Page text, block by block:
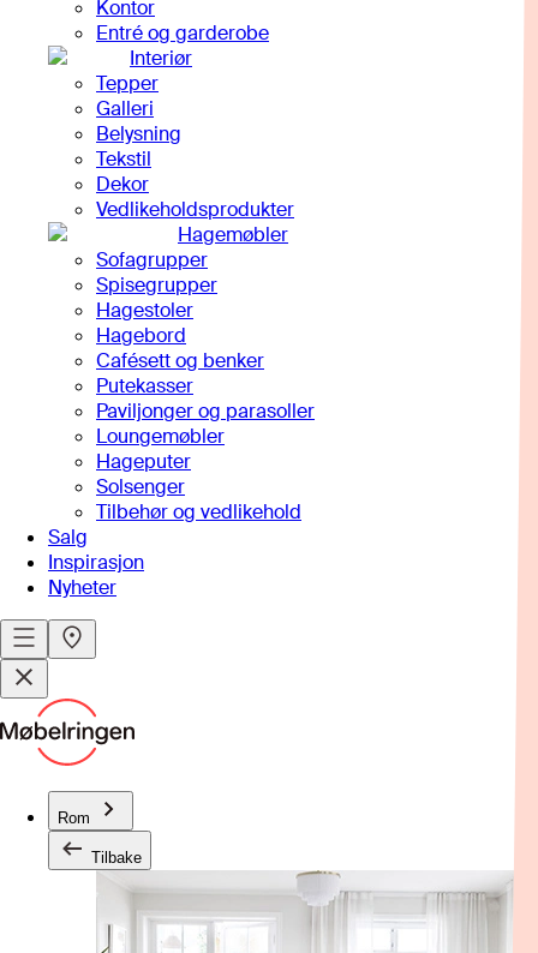
Kontor
Entré og garderobe
Interiør
Tepper
Galleri
Belysning
Tekstil
Dekor
Vedlikeholdsprodukter
Hagemøbler
Sofagrupper
Spisegrupper
Hagestoler
Hagebord
Cafésett og benker
Putekasser
Paviljonger og parasoller
Loungemøbler
Hageputer
Solsenger
Tilbehør og vedlikehold
Salg
Inspirasjon
Nyheter
Rom
Tilbake